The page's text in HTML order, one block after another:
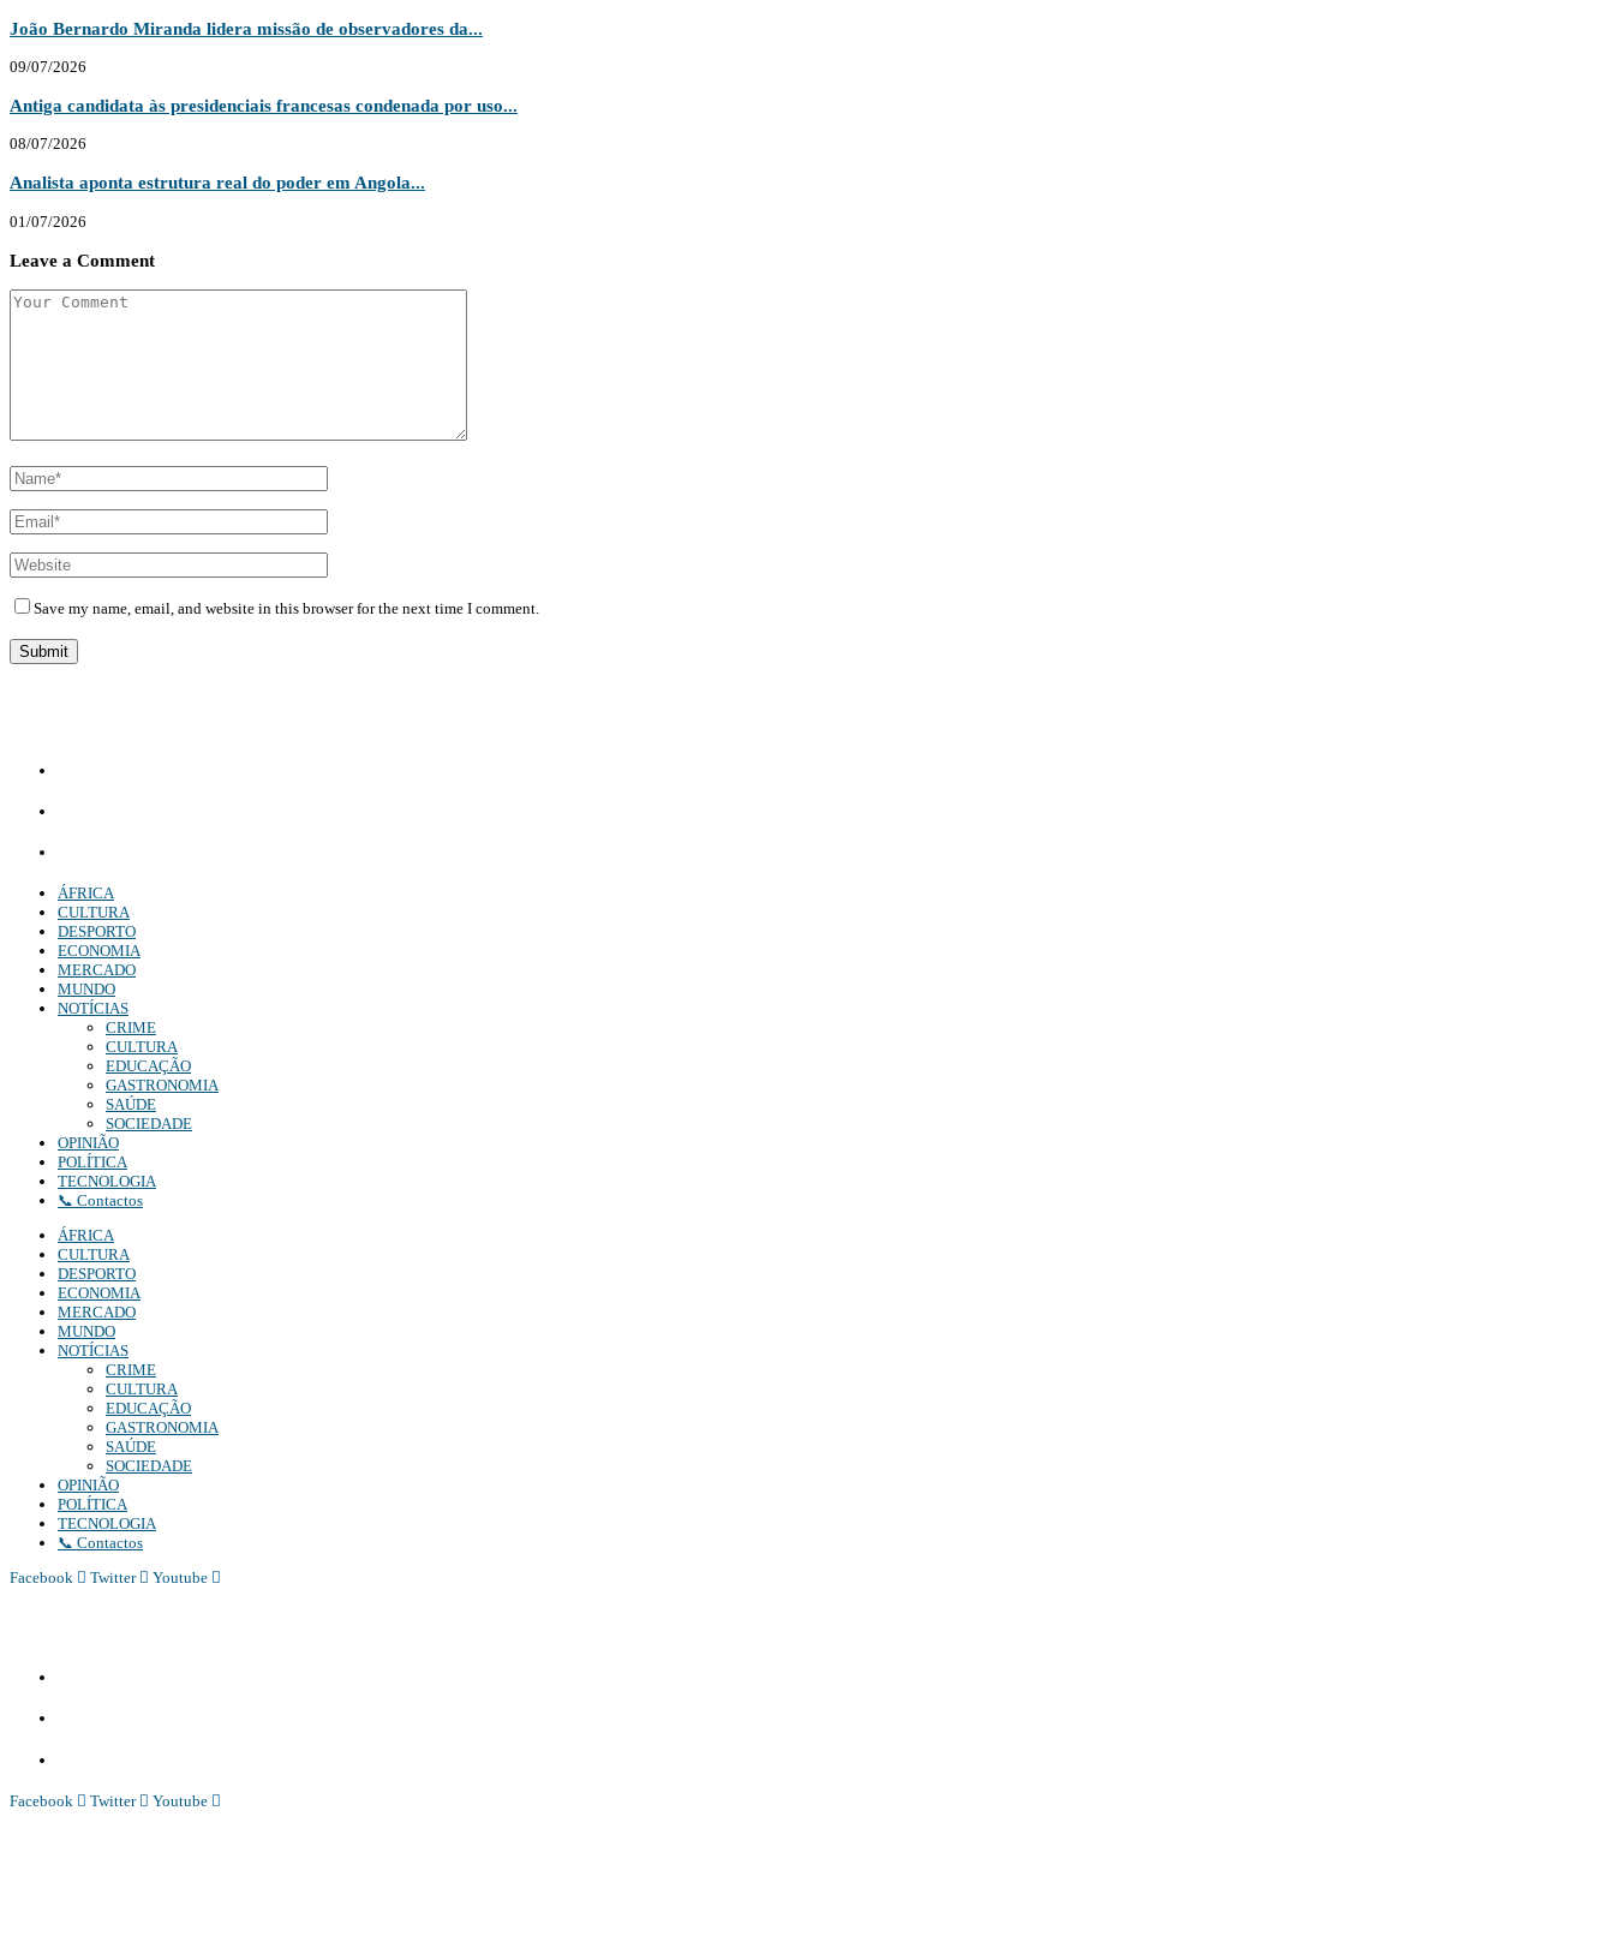
João Bernardo Miranda lidera missão de observadores da...
09/07/2026
Antiga candidata às presidenciais francesas condenada por uso...
08/07/2026
Analista aponta estrutura real do poder em Angola...
01/07/2026
Leave a Comment
Save my name, email, and website in this browser for the next time I comment.
ÁFRICA
CULTURA
DESPORTO
ECONOMIA
MERCADO
MUNDO
NOTÍCIAS
CRIME
CULTURA
EDUCAÇÃO
GASTRONOMIA
SAÚDE
SOCIEDADE
OPINIÃO
POLÍTICA
TECNOLOGIA
📞 Contactos
ÁFRICA
CULTURA
DESPORTO
ECONOMIA
MERCADO
MUNDO
NOTÍCIAS
CRIME
CULTURA
EDUCAÇÃO
GASTRONOMIA
SAÚDE
SOCIEDADE
OPINIÃO
POLÍTICA
TECNOLOGIA
📞 Contactos
Facebook
Twitter Youtube
Facebook Twitter Youtube